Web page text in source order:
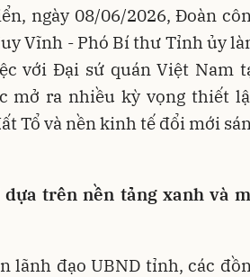
ngày 08/06/2026, Đoàn
Vĩnh - Phó Bí thư Tỉnh ủy
với Đại sứ quán Việt Nam
mở ra nhiều kỳ vọng thiết
Tổ và nền kinh tế đổi mới
trên nền tảng xanh và
lãnh đạo UBND tỉnh, các